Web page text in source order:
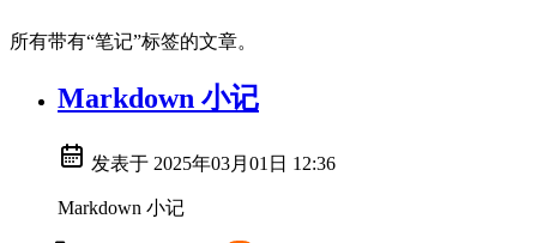
所有带有“笔记”标签的文章。
Markdown 小记
发表于 2025年03月01日 12:36
Markdown 小记